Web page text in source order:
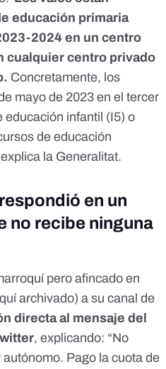
educación primaria
2024 en un centro
cualquier centro privado
Concretamente, los
mayo de 2023 en el tercer
educación infantil (I5) o
de educación
la Generalitat.
en un
no recibe ninguna
pero afincado en
archivado) a su canal de
directa al mensaje del
, explicando: “No
Pago la cuota de